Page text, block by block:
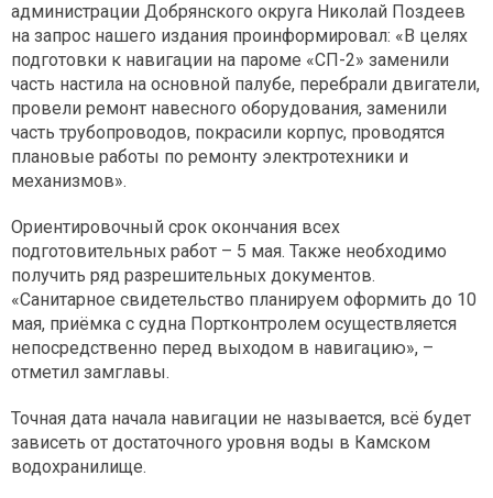
администрации Добрянского округа Николай Поздеев
на запрос нашего издания проинформировал: «В целях
подготовки к навигации на пароме «СП-2» заменили
часть настила на основной палубе, перебрали двигатели,
провели ремонт навесного оборудования, заменили
часть трубопроводов, покрасили корпус, проводятся
плановые работы по ремонту электротехники и
механизмов».
Ориентировочный срок окончания всех
подготовительных работ – 5 мая. Также необходимо
получить ряд разрешительных документов.
«Санитарное свидетельство планируем оформить до 10
мая, приёмка с судна Портконтролем осуществляется
непосредственно перед выходом в навигацию», –
отметил замглавы.
Точная дата начала навигации не называется, всё будет
зависеть от достаточного уровня воды в Камском
водохранилище.